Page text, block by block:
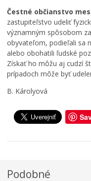
Čestné občianstvo
zastupiteľstvo udeliť
významným spôsobom
obyvateľom, podieľali sa
alebo obohatili ľudské
Získať ho môžu aj cudzí
prípadoch môže byť
B. Károlyová
Podobné
.
8
.
2
0
2
6
7
0
8
6
a
l
u
2
0
2
6
7
0
8
6
n
a
j
e
s
e
ň
5
0
8
6